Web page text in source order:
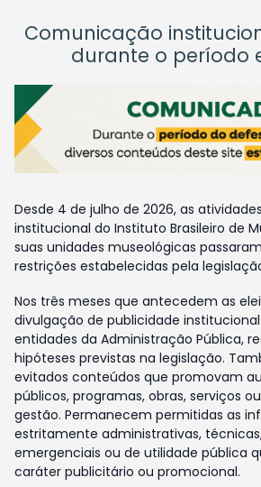
Comunicação
durante o período
Desde 4 de julho de 2026, as
institucional do Instituto Brasileiro de
suas unidades museológicas
restrições estabelecidas pela
Nos três meses que antecedem as
divulgação de publicidade
entidades da Administração Pública,
hipóteses previstas na legislação.
evitados conteúdos que promovam
públicos, programas, obras, serviços
gestão. Permanecem permitidas as
estritamente administrativas,
emergenciais ou de utilidade pública
caráter publicitário ou promocional.